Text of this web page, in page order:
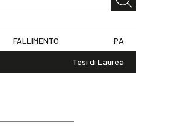
FALLIMENTO PA
Tesi di Laurea